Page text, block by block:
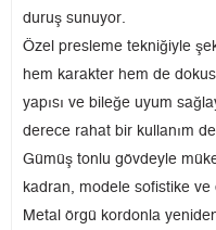
duruş sunuyor.
Özel presleme tekniğiyle
hem karakter hem de
yapısı ve bileğe uyum
derece rahat bir kullanım
Gümüş tonlu gövdeyle
kadran, modele sofistike
Metal örgü kordonla